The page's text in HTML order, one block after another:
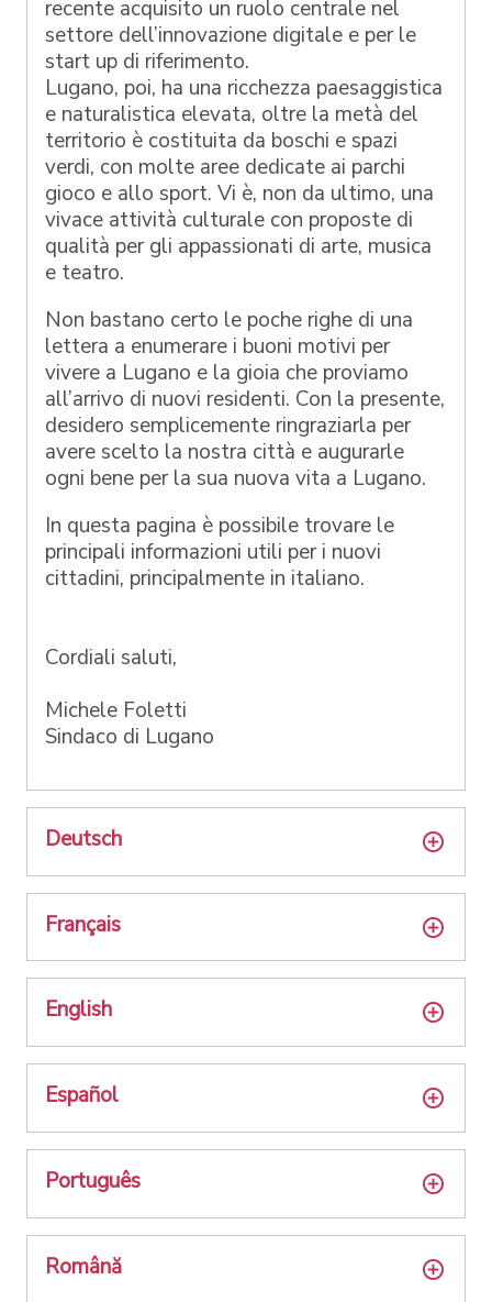
recente acquisito un ruolo centrale nel
settore dell’innovazione digitale e per le
start up di riferimento.
Lugano, poi, ha una ricchezza paesaggistica
e naturalistica elevata, oltre la metà del
territorio è costituita da boschi e spazi
verdi, con molte aree dedicate ai parchi
gioco e allo sport. Vi è, non da ultimo, una
vivace attività culturale con proposte di
qualità per gli appassionati di arte, musica
e teatro.
Non bastano certo le poche righe di una
lettera a enumerare i buoni motivi per
vivere a Lugano e la gioia che proviamo
all’arrivo di nuovi residenti. Con la presente,
desidero semplicemente ringraziarla per
avere scelto la nostra città e augurarle
ogni bene per la sua nuova vita a Lugano.
In questa pagina è possibile trovare le
principali informazioni utili per i nuovi
cittadini, principalmente in italiano.
Cordiali saluti,
Michele Foletti
Sindaco di Lugano
Deutsch
Français
English
Español
Português
Română